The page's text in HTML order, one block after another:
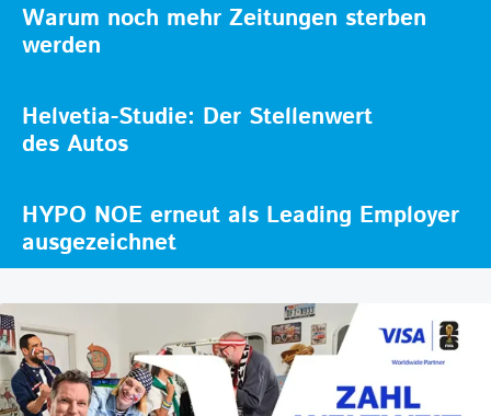
Warum noch mehr Zeitungen sterben
werden
Helvetia-Studie: Der Stellenwert
des Autos
HYPO NOE erneut als Leading Employer
ausgezeichnet